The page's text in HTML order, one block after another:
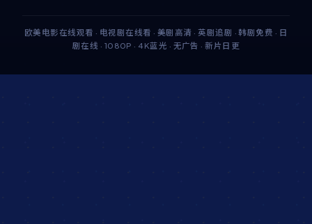
欧美电影在线观看 · 电视剧在线看 · 美剧高清 · 英剧追剧 · 韩剧免费 · 日
剧在线 · 1080P · 4K蓝光 · 无广告 · 新片日更